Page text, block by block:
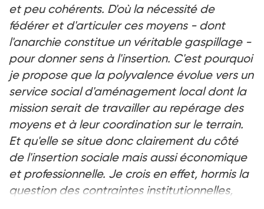
et peu cohérents. D'où la nécessité de
fédérer et d'articuler ces moyens - dont
l'anarchie constitue un véritable gaspillage -
pour donner sens à l'insertion. C'est pourquoi
je propose que la polyvalence évolue vers un
service social d'aménagement local dont la
mission serait de travailler au repérage des
moyens et à leur coordination sur le terrain.
Et qu'elle se situe donc clairement du côté
de l'insertion sociale mais aussi économique
et professionnelle. Je crois en effet, hormis la
question des contraintes institutionnelles,